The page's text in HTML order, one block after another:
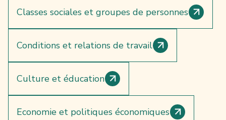
Classes sociales et groupes de personnes
Conditions et relations de travail
Culture et éducation
Economie et politiques économiques